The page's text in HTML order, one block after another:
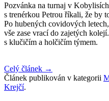
Pozvánka na turnaj v
s trenérkou Petrou říkali, že by
Po hubených covidových
vše zase vrací do zajetých
s klučičím a holčičím týmem.
Celý článek →
Článek publikován v kategorii
Krejčí.